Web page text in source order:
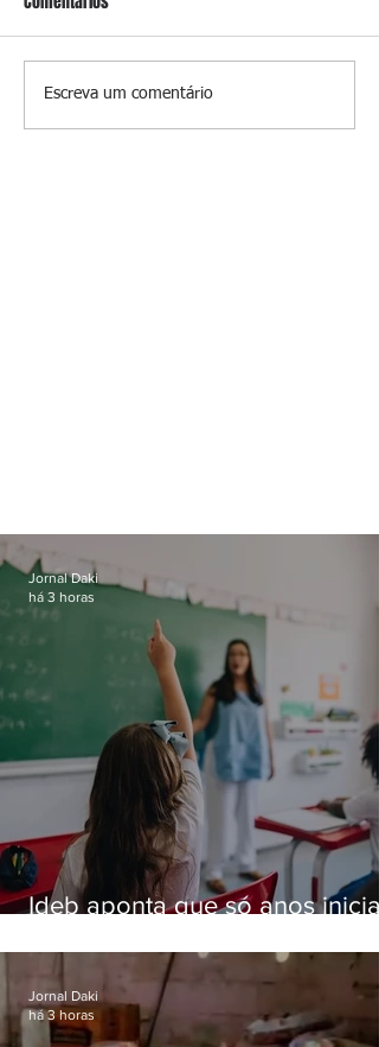
Escreva um comentário
Ideb aponta que só anos
educação
Jornal Daki
há 3 horas
Jornal Daki
há 3 horas